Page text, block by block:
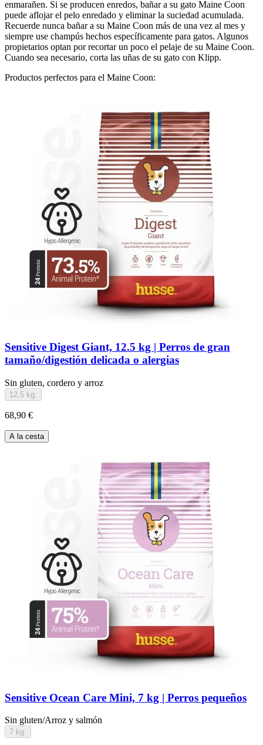
enmarañen. Si se producen enredos, bañar a su gato Maine Coon
puede aflojar el pelo enredado y eliminar la suciedad acumulada.
Recuerde nunca bañar a su Maine Coon más de una vez al mes y
siempre use champús hechos específicamente para gatos. Algunos
propietarios optan por recortar un poco el pelaje de su Maine Coon.
Cuando sea necesario, corta las uñas de su gato con Klipp.
Productos perfectos para el Maine Coon:
Sensitive Digest Giant, 12.5 kg | Perros de gran
tamaño/digestión delicada o alergias
Sin gluten, cordero y arroz
12,5 kg.
68,90 €
A la cesta
Sensitive Ocean Care Mini, 7 kg | Perros pequeños
Sin gluten/Arroz y salmón
7 kg.